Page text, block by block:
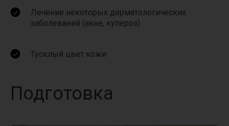
Лечение некоторых дерматологических
заболеваний (акне, купероз)
Тусклый цвет кожи
Подготовка